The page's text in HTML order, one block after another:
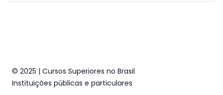
© 2025 | Cursos Superiores no Brasil
Instituições públicas e particulares